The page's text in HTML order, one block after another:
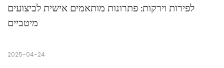
לפירות וירקות: פתרונות מותאמים אישית לביצועים
מיטביים
2025-04-24